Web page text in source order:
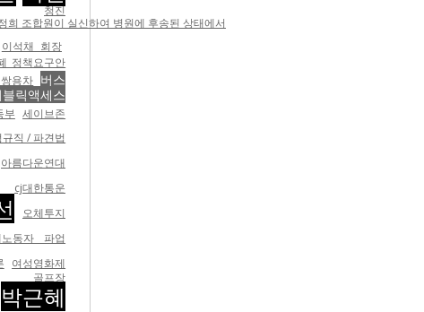
청진
조합원이 실신하여 병원에 후송된 상태에서
이석채 회장
정책요구안
용차 버스
블릭액세스
부 세이브존
규직 / 파견법
아름다운연대
cj대한통운
오체투지
노동자 파업
여성영화제
골프장
박근혜